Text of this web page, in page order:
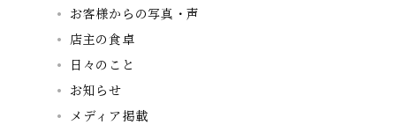
お客様からの写真・声
店主の食卓
日々のこと
お知らせ
メディア掲載